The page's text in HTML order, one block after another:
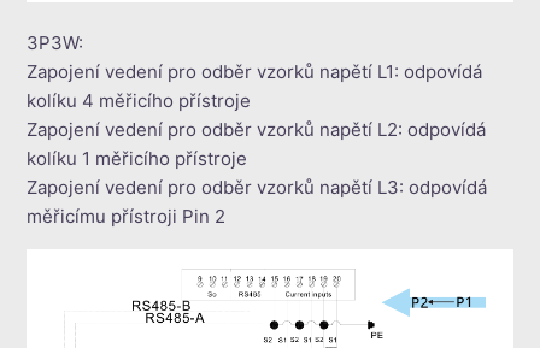
3P3W:
Zapojení vedení pro odběr vzorků napětí L1: odpovídá
kolíku 4 měřicího přístroje
Zapojení vedení pro odběr vzorků napětí L2: odpovídá
kolíku 1 měřicího přístroje
Zapojení vedení pro odběr vzorků napětí L3: odpovídá
měřicímu přístroji Pin 2